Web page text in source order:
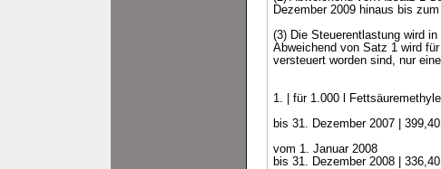
Dezember 2009 hinaus bis
(3) Die Steuerentlastung wird
Abweichend von Satz 1 wird
versteuert worden sind, nur
1. | für 1.000 l
bis 31. Dezember 2007 |
vom 1. Januar 2008
bis 31. Dezember 2008 |